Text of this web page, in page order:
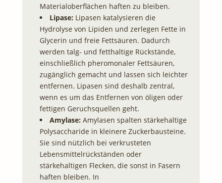
Materialoberflächen haften zu bleiben.
Lipase: Lipasen katalysieren die
Hydrolyse von Lipiden und zerlegen Fette in
Glycerin und freie Fettsäuren. Dadurch
werden talg- und fetthaltige Rückstände,
einschließlich pheromonaler Fettsäuren,
zugänglich gemacht und lassen sich leichter
entfernen. Lipasen sind deshalb zentral,
wenn es um das Entfernen von öligen oder
fettigen Geruchsquellen geht.
Amylase: Amylasen spalten stärkehaltige
Polysaccharide in kleinere Zuckerbausteine.
Sie sind nützlich bei verkrusteten
Lebensmittelrückständen oder
stärkehaltigen Flecken, die sonst in Fasern
haften bleiben. In